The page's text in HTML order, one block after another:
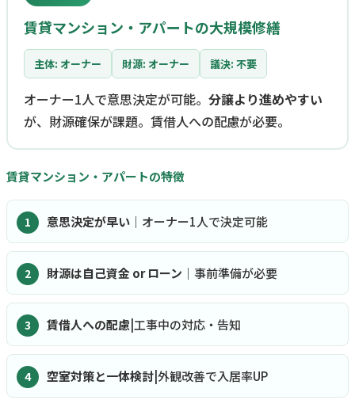
賃貸マンション・アパートの大規模修繕
主体: オーナー 財源: オーナー 議決: 不要
オーナー1人で意思決定が可能。 分譲より進めやすい
が、財源確保が課題。賃借人への配慮が必要。
賃貸マンション・アパートの特徴
意思決定が早い ｜オーナー1人で決定可能
財源は自己資金 or ローン ｜事前準備が必要
賃借人への配慮|工事中の対応・告知
空室対策と一体検討|外観改善で入居率UP